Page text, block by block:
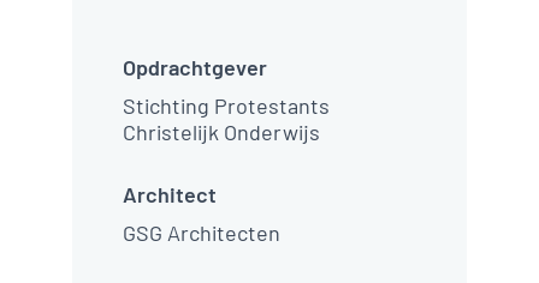
alsmede de
huisvesting van de
zorgpartners à 380
onderwijs bevat circa
2.762 m² bvo.
Opdrachtgever
Stichting Protestants
Christelijk Onderwijs
Architect
GSG Architecten